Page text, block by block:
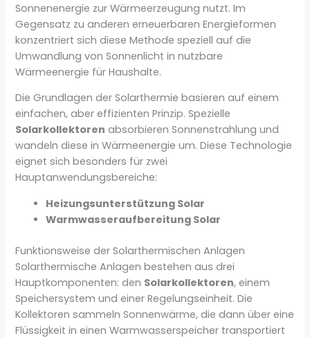
Sonnenenergie zur Wärmeerzeugung nutzt. Im
Gegensatz zu anderen erneuerbaren Energieformen
konzentriert sich diese Methode speziell auf die
Umwandlung von Sonnenlicht in nutzbare
Wärmeenergie für Haushalte.
Die Grundlagen der Solarthermie basieren auf einem
einfachen, aber effizienten Prinzip. Spezielle
Solarkollektoren absorbieren Sonnenstrahlung und
wandeln diese in Wärmeenergie um. Diese Technologie
eignet sich besonders für zwei
Hauptanwendungsbereiche:
Heizungsunterstützung Solar
Warmwasseraufbereitung Solar
Funktionsweise der Solarthermischen Anlagen
Solarthermische Anlagen bestehen aus drei
Hauptkomponenten: den Solarkollektoren, einem
Speichersystem und einer Regelungseinheit. Die
Kollektoren sammeln Sonnenwärme, die dann über eine
Flüssigkeit in einen Warmwasserspeicher transportiert